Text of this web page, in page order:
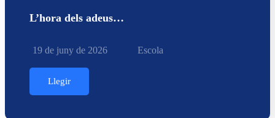
L’hora dels adeus…
19 de juny de 2026 Escola
Llegir